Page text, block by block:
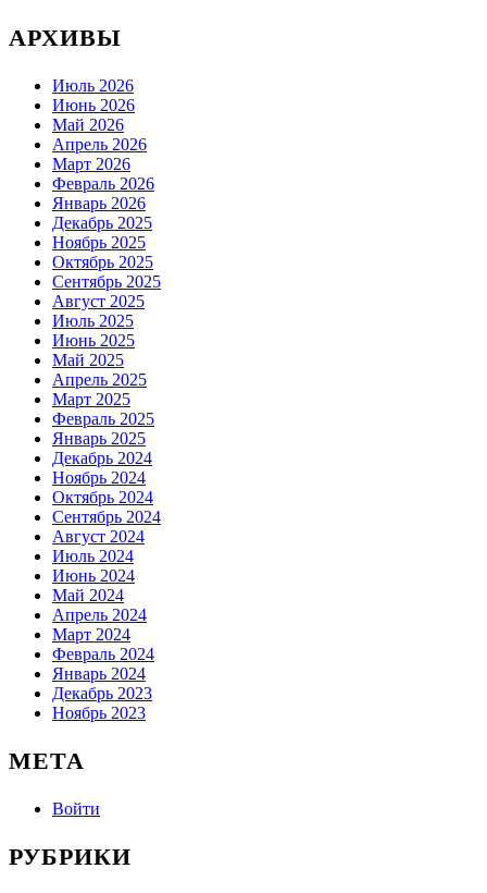
АРХИВЫ
Июль 2026
Июнь 2026
Май 2026
Апрель 2026
Март 2026
Февраль 2026
Январь 2026
Декабрь 2025
Ноябрь 2025
Октябрь 2025
Сентябрь 2025
Август 2025
Июль 2025
Июнь 2025
Май 2025
Апрель 2025
Март 2025
Февраль 2025
Январь 2025
Декабрь 2024
Ноябрь 2024
Октябрь 2024
Сентябрь 2024
Август 2024
Июль 2024
Июнь 2024
Май 2024
Апрель 2024
Март 2024
Февраль 2024
Январь 2024
Декабрь 2023
Ноябрь 2023
МЕТА
Войти
РУБРИКИ